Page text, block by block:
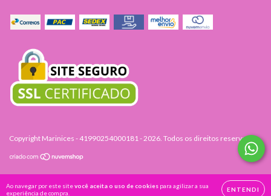
Ao navegar por este sitevocê aceita o uso de cookies para agilizar a sua
experiência de compra.
ENTENDI
Copyright Marinices - 41990254000181 - 2026. Todos os direitos reservados.